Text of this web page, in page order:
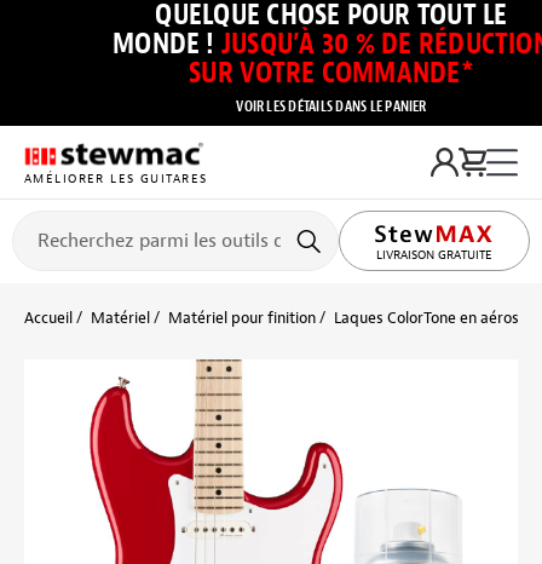
QUELQUE CHOSE POUR TOUT LE
MONDE ! JUSQU’À 30 % DE
SUR VOTRE COMMANDE*
VOIR LES DÉTAILS DANS LE PANIER
AMÉLIORER LES GUITARES
LIVRAISON GRATUITE
Accueil Matériel Matériel pour finition Laques ColorTone en aérosol